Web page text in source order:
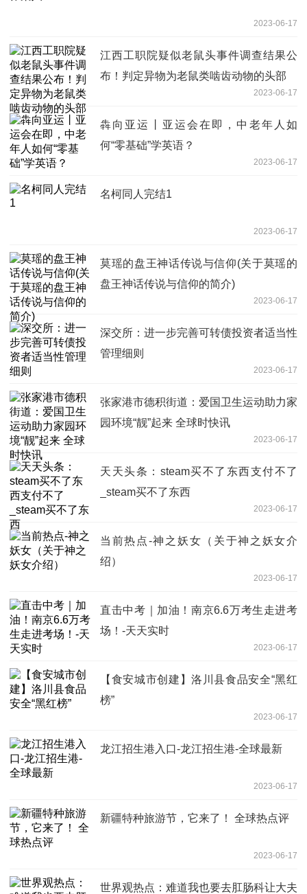
2023-06-17
江西工职院疑似老鼠头事件调查结果公
布！判定异物为老鼠类啮齿动物的头部
2023-06-17
犇向亚运丨亚运会在即，中老年人如
何“零基础”学英语？
2023-06-17
名柯同人完结1
2023-06-17
莫瑶的盘王神话传说与信仰(关于莫瑶的
盘王神话传说与信仰的简介)
2023-06-17
深交所：进一步完善可转债投资者适当性
管理细则
2023-06-17
张家港市德积街道：爱国卫生运动助力家
园环境“靓”起来 全球时快讯
2023-06-17
天天头条：steam买不了东西支付不了
_steam买不了东西
2023-06-17
当前热点-神之妖女（关于神之妖女介
绍）
2023-06-17
直击中考｜加油！南京6.6万考生走进考
场！-天天实时
2023-06-17
【食安城市创建】洛川县食品安全“黑红
榜”
2023-06-17
龙江招生港入口-龙江招生港-全球最新
2023-06-17
新疆特种旅游节，它来了！ 全球热点评
2023-06-17
世界观热点：难道我也要去肛肠科让大夫